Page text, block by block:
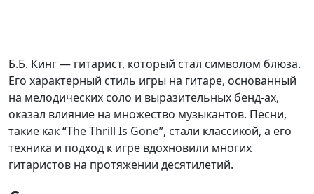
Б.Б. Кинг — гитарист, который стал символом блюза.
Его характерный стиль игры на гитаре, основанный
на мелодических соло и выразительных бенд-ах,
оказал влияние на множество музыкантов. Песни,
такие как “The Thrill Is Gone”, стали классикой, а его
техника и подход к игре вдохновили многих
гитаристов на протяжении десятилетий.